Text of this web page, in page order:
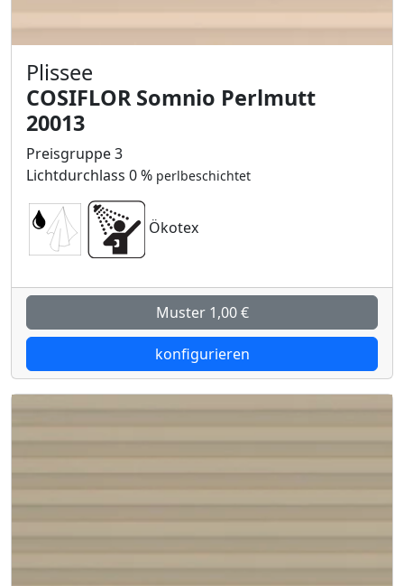
Plissee
COSIFLOR Somnio Perlmutt
20013
Preisgruppe 3
Lichtdurchlass 0 % perlbeschichtet
Ökotex
Muster 1,00 €
konfigurieren